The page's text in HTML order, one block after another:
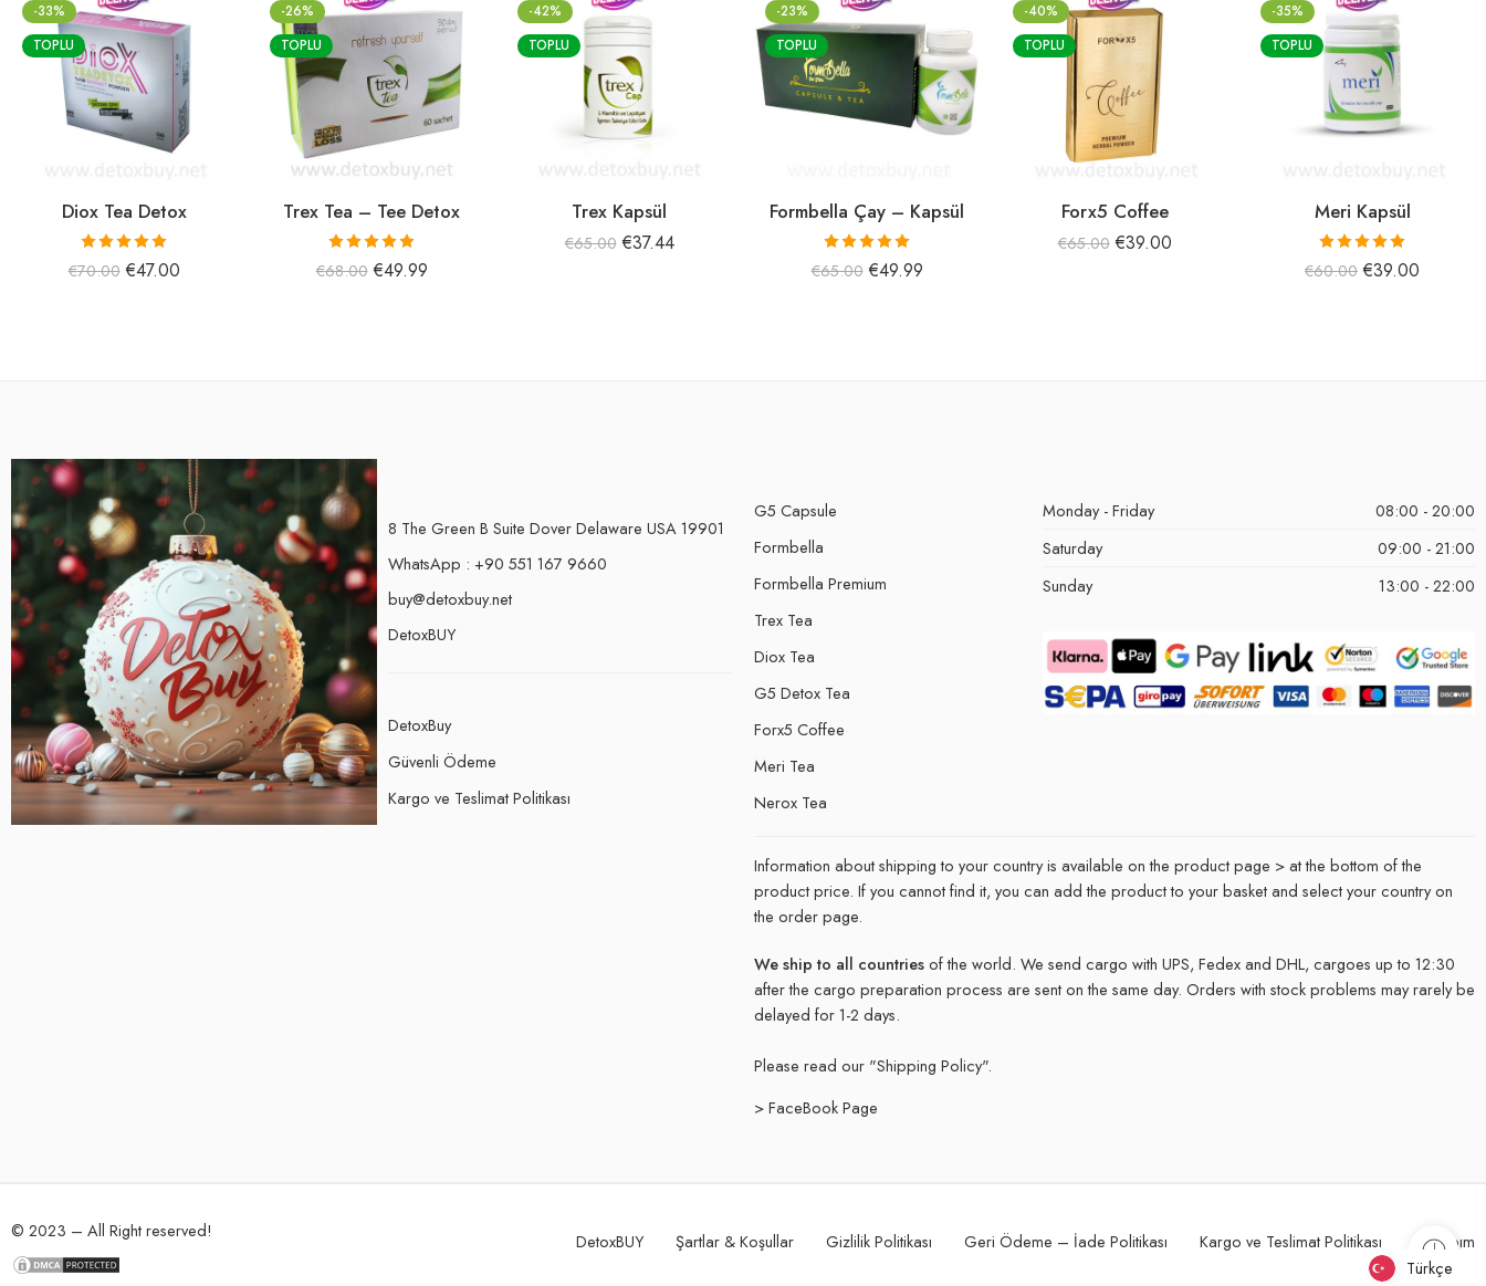
-33%
TOPLU
Diox Tea Detox
5 üzerinden
5.00oy aldı
€70.00 €47.00
-26%
TOPLU
Trex Tea – Tee Detox
5 üzerinden
5.00oy aldı
€68.00 €49.99
-42%
TOPLU
Trex Kapsül
€65.00 €37.44
-23%
TOPLU
Formbella Çay – Kapsül
5 üzerinden
5.00oy aldı
€65.00 €49.99
-40%
TOPLU
Forx5 Coffee
€65.00 €39.00
-35%
TOPLU
Meri Kapsül
5 üzerinden
5.00oy aldı
€60.00 €39.00
8 The Green B Suite Dover Delaware USA 19901
WhatsApp : +90 551 167 9660
buy@detoxbuy.net
DetoxBUY
DetoxBuy
Güvenli Ödeme
Kargo ve Teslimat Politikası
G5 Capsule
Formbella
Formbella Premium
Trex Tea
Diox Tea
G5 Detox Tea
Forx5 Coffee
Meri Tea
Nerox Tea
Monday - Friday
08:00 - 20:00
Saturday
09:00 - 21:00
Sunday
13:00 - 22:00
Information about shipping to your country is available on the product page > at the bottom of the
product price. If you cannot find it, you can add the product to your basket and select your country on
the order page.
We ship to all countriesof the world. We send cargo with UPS, Fedex and DHL, cargoes up to 12:30
after the cargo preparation process are sent on the same day. Orders with stock problems may rarely be
delayed for 1-2 days.
Please read our "Shipping Policy".
> FaceBook Page
© 2023 – All Right reserved! DetoxBUY Şartlar & Koşullar Gizlilik Politikası Geri Ödeme – İade Politikası Kargo ve Teslimat Politikası
Hesabım
Türkçe
Türkçe